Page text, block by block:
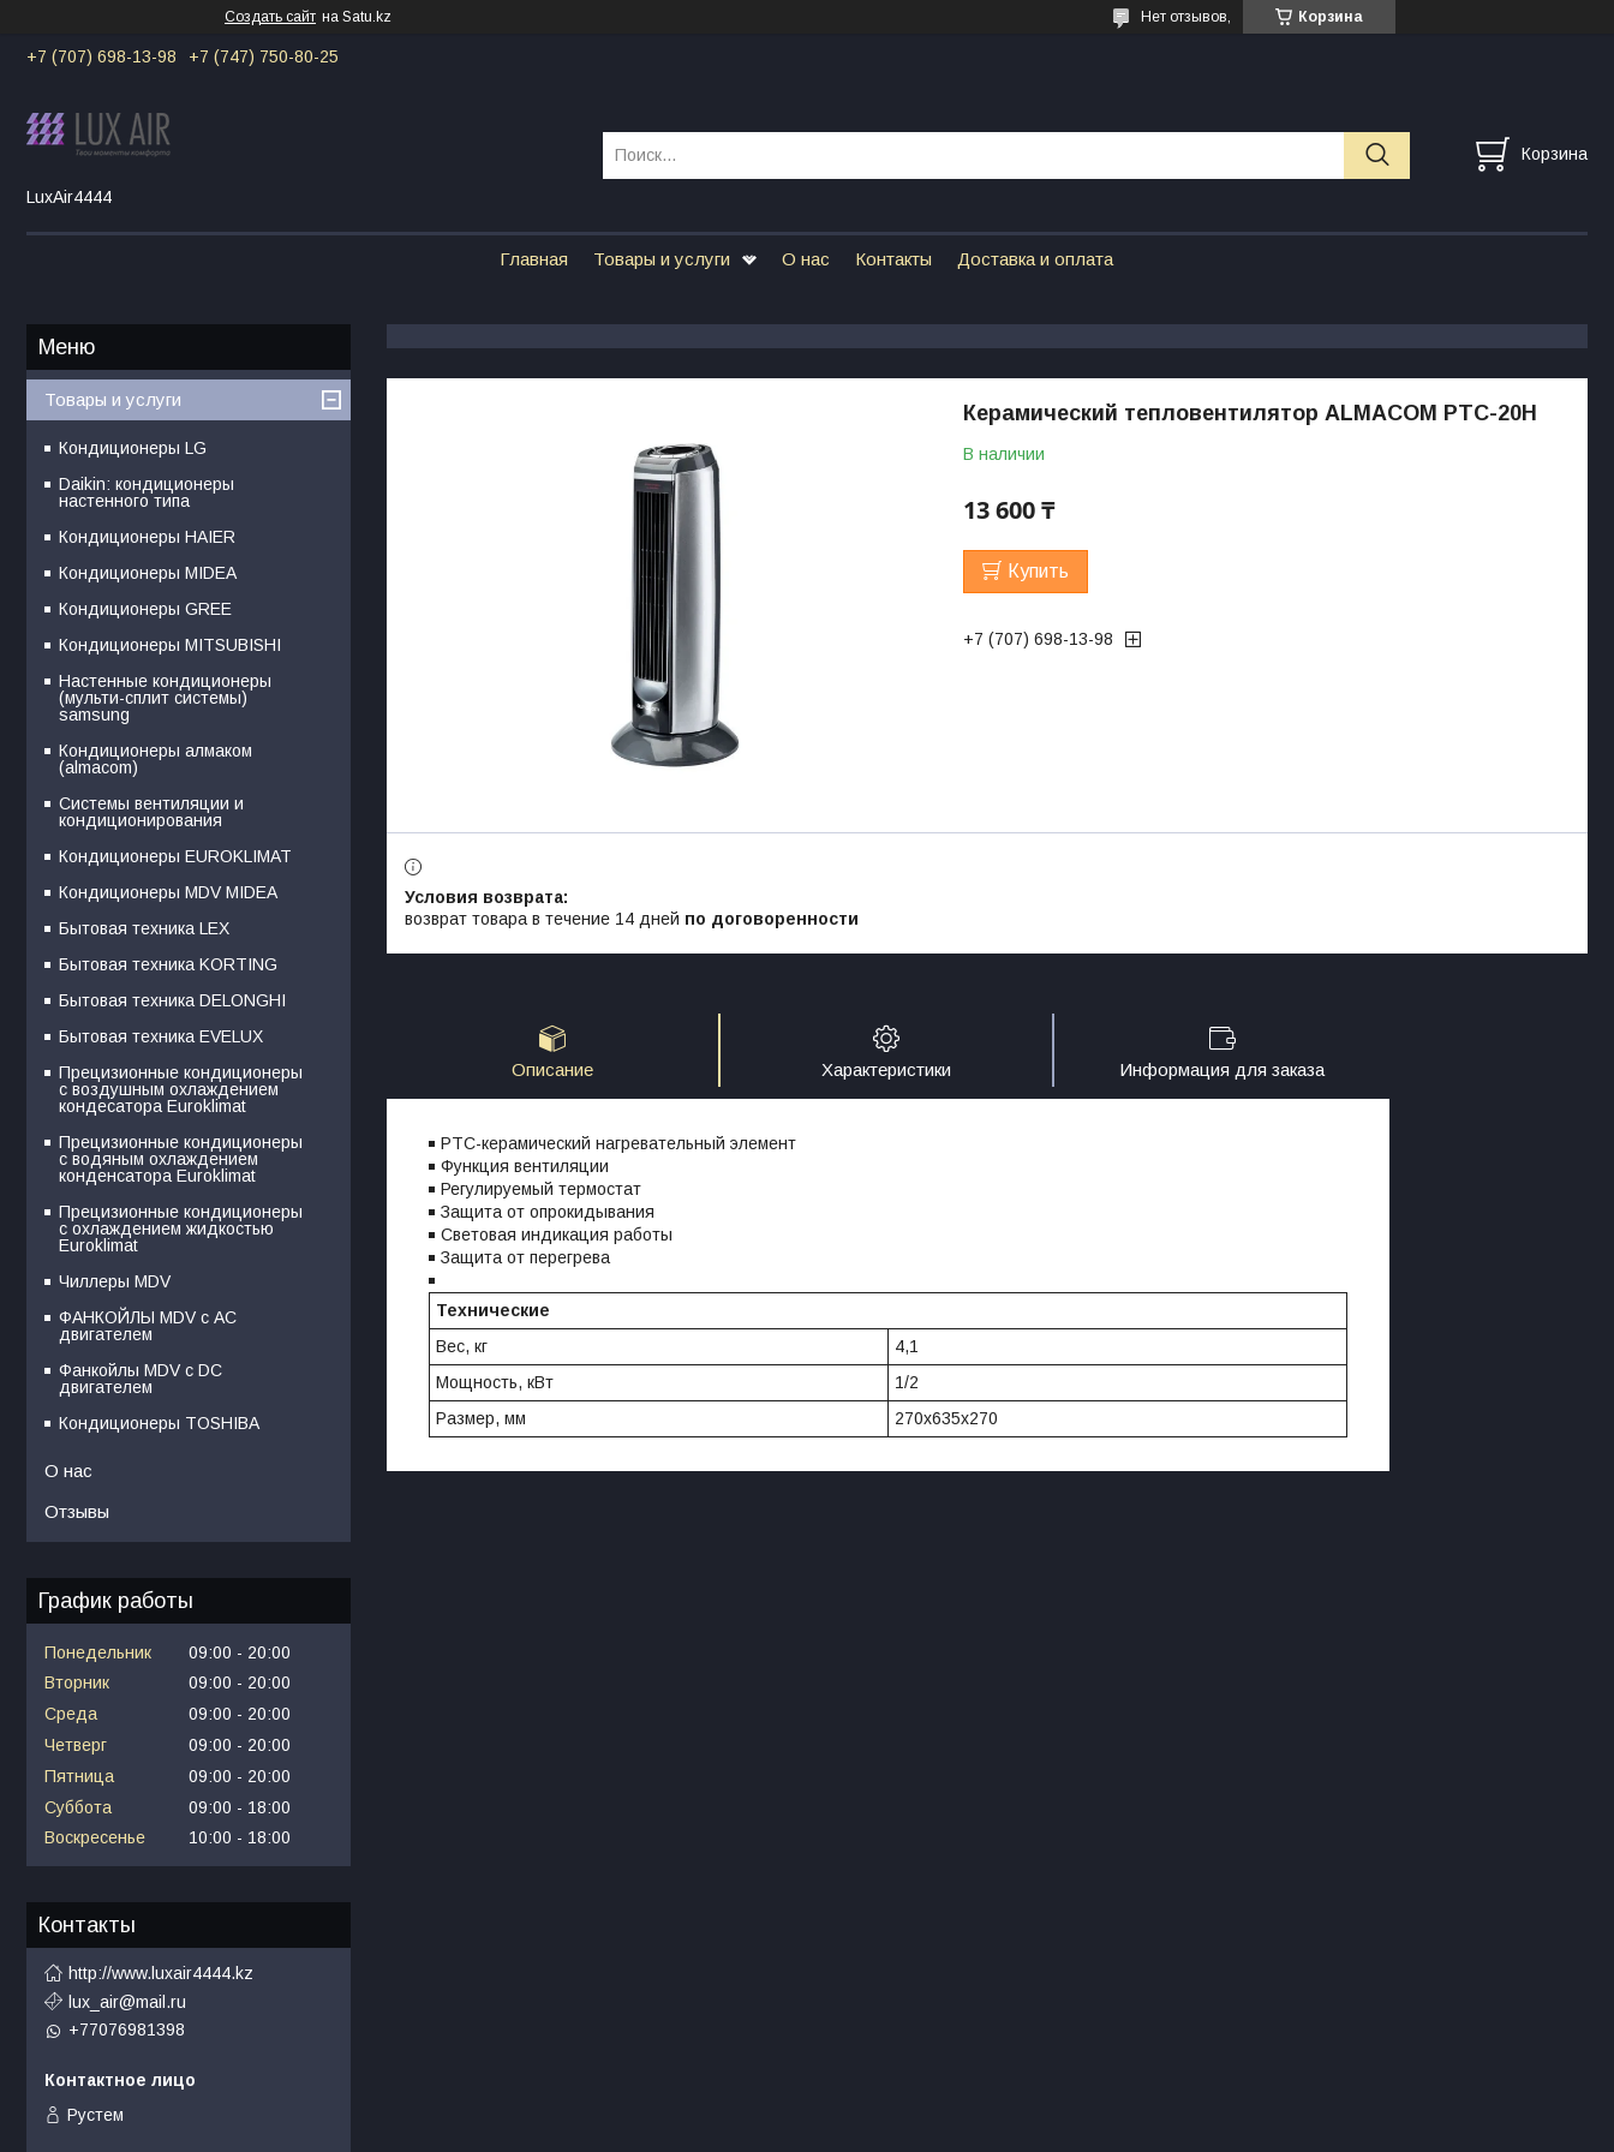
Создать сайт на Satu.kz Корзина
Нет отзывов,
+7 (707) 698-13-98 +7 (747) 750-80-25
LuxAir4444
Корзина
Главная Товары и услуги О нас Контакты Доставка и оплата
Керамический тепловентилятор ALMACOM PTC-20H
В наличии
13 600 ₸
Купить
+7 (707) 698-13-98
возврат товара в течение 14 дней по договоренности
Описание Характеристики Информация для заказа
PTC-керамический нагревательный элемент
Функция вентиляции
Регулируемый термостат
Защита от опрокидывания
Световая индикация работы
Защита от перегрева
Технические
Вес, кг
4,1
Мощность, кВт
1/2
Размер, мм
270x635x270
Товары и услуги
Кондиционеры LG
Daikin: кондиционеры
настенного типа
Кондиционеры HAIER
Кондиционеры MIDEA
Кондиционеры GREE
Кондиционеры MITSUBISHI
Настенные кондиционеры
(мульти-сплит системы)
samsung
Кондиционеры алмаком
(almacom)
Системы вентиляции и
кондиционирования
Кондиционеры EUROKLIMAT
Кондиционеры MDV MIDEA
Бытовая техника LEX
Бытовая техника KORTING
Бытовая техника DELONGHI
Бытовая техника EVELUX
Прецизионные кондиционеры
с воздушным охлаждением
кондесатора Euroklimat
Прецизионные кондиционеры
с водяным охлаждением
конденсатора Euroklimat
Прецизионные кондиционеры
с охлаждением жидкостью
Euroklimat
Чиллеры MDV
ФАНКОЙЛЫ MDV с АС
двигателем
Фанкойлы MDV c DC
двигателем
Кондиционеры TOSHIBA
О нас
Отзывы
График работы
Понедельник 09:00
20:00
Вторник
09:00
20:00
Среда
09:00
20:00
Четверг
09:00
20:00
Пятница
09:00
20:00
Суббота
09:00
18:00
Воскресенье
10:00 18:00
Контакты
http://www.luxair4444.kz
lux_air@mail.ru
+77076981398
Рустем